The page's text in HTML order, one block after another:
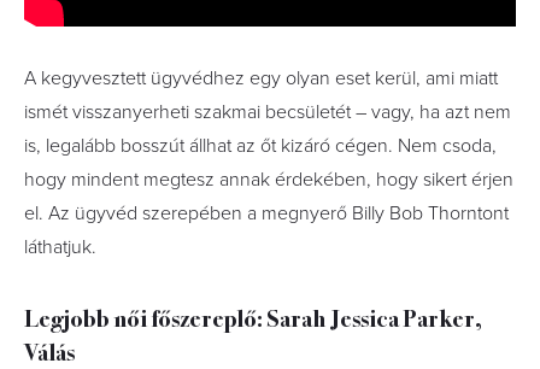
A kegyvesztett ügyvédhez egy olyan eset kerül, ami miatt
ismét visszanyerheti szakmai becsületét – vagy, ha azt nem
is, legalább bosszút állhat az őt kizáró cégen. Nem csoda,
hogy mindent megtesz annak érdekében, hogy sikert érjen
el. Az ügyvéd szerepében a megnyerő Billy Bob Thorntont
láthatjuk.
Legjobb női főszereplő: Sarah Jessica Parker,
Válás